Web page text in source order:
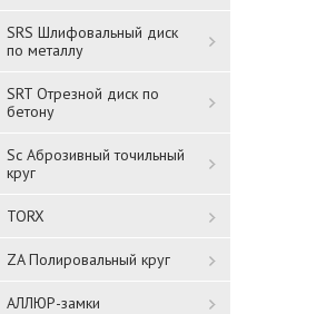
SRS Шлифовальный диск
по металлу
SRT Отрезной диск по
бетону
Sc Аброзивный точильный
круг
TORX
ZA Полировальный круг
АЛЛЮР-замки